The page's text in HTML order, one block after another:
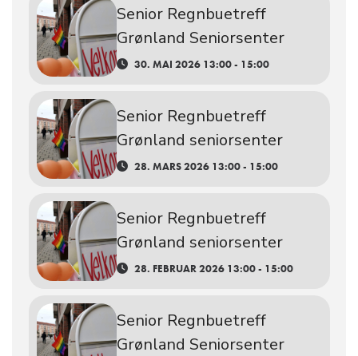
Senior Regnbuetreff
Grønland Seniorsenter
30. MAI 2026 13:00 - 15:00
Senior Regnbuetreff
Grønland seniorsenter
28. MARS 2026 13:00 - 15:00
Senior Regnbuetreff
Grønland seniorsenter
28. FEBRUAR 2026 13:00 - 15:00
Senior Regnbuetreff
Grønland Seniorsenter